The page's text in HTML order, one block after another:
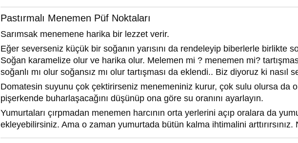
Pastırmalı Menemen Püf Noktaları
Sarımsak menemene harika bir lezzet verir.
Eğer severseniz küçük bir soğanın yarısını da rendeleyip biberlerle birlikte
Soğan karamelize olur ve harika olur. Melemen mi ? menemen mi?
soğanlı mı olur soğansız mı olur tartışması da eklendi.. Biz diyoruz ki nasıl
Domatesin suyunu çok çektirirseniz menemeniniz kurur, çok sulu olursa da
pişerkende buharlaşacağını düşünüp ona göre su oranını ayarlayın.
Yumurtaları çırpmadan menemen harcının orta yerlerini açıp oralara da
ekleyebilirsiniz. Ama o zaman yumurtada bütün kalma ihtimalini arttırırsınız.